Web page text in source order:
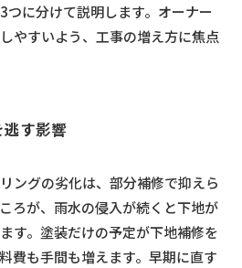
つに分けて説明します。オーナー
やすいよう、工事の増え方に焦点
す影響
ングの劣化は、部分補修で抑えら
ろが、雨水の侵入が続くと下地が
す。塗装だけの予定が下地補修を
費も手間も増えます。早期に直す